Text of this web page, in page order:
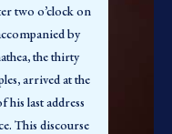
esta
doenças não
a ver a luz,
a rejeitar este
two o’clock on
by
the thirty
arrived at the
his last address
This discourse